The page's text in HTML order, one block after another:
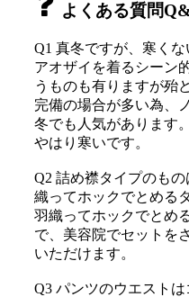
よくある質問
Q1 真冬ですが、寒くな
アオザイを着るシーン
うものも有りますが殆
完備の場合が多い為、
冬でも人気があります
やはり寒いです。
Q2 詰め襟タイプのも
織ってホックでとめる
羽織ってホックでとめ
で、美容院でセットを
いただけます。
Q3 パンツのウエスト